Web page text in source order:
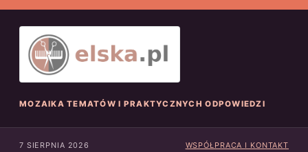
MOZAIKA TEMATÓW I PRAKTYCZNYCH ODPOWIEDZI
7 SIERPNIA 2026 WSPÓŁPRACA I KONTAKT